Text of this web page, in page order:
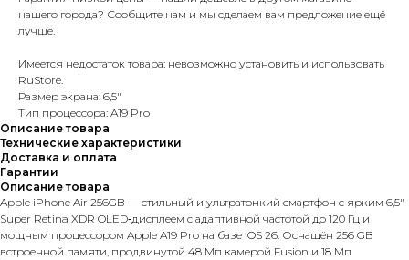
нашего города? Сообщите нам и мы сделаем вам предложение ещё
лучше.
Имеется недостаток товара: невозможно установить и использовать
RuStore.
Размер экрана: 6,5"
Тип процессора: A19 Pro
Описание товара
Технические характеристики
Доставка и оплата
Гарантии
Описание товара
Apple iPhone Air 256GB — стильный и ультратонкий смартфон с ярким 6,5″
Super Retina XDR OLED‑дисплеем с адаптивной частотой до 120 Гц и
мощным процессором Apple A19 Pro на базе iOS 26. Оснащён 256 GB
встроенной памяти, продвинутой 48 Мп камерой Fusion и 18 Мп